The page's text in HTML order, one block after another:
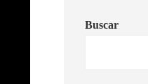
Buscar